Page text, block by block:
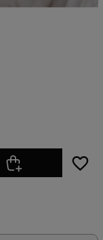
favorite_border